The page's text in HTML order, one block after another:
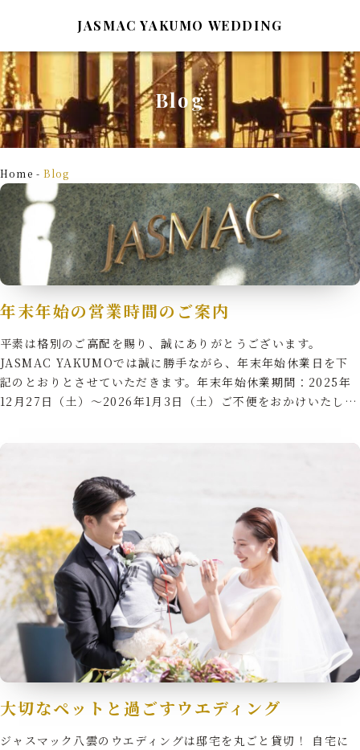
JASMAC YAKUMO WEDDING
TOP
Style&Plan
スタイル＆プラン
Architecture
建築の紹介
Ceremony&Party
挙式と披露宴
Cuisine&Item
料理とアイテム
Wedding Report
Bridal Fair
ブライダルフェア
Blog
ブログ
Access&Map
アクセスマップ
Reserve
見学予約
Blog
Home - Blog
年末年始の営業時間のご案内
平素は格別のご高配を賜り、誠にありがとうございます。
JASMAC YAKUMOでは誠に勝手ながら、年末年始休業日を下
記のとおりとさせていただきます。年末年始休業期間：2025年
12月27日（土）～2026年1月3日（土）ご不便をおかけいたし…
大切なペットと過ごすウエディング
ジャスマック八雲のウエディングは邸宅を丸ごと貸切！ 自宅に